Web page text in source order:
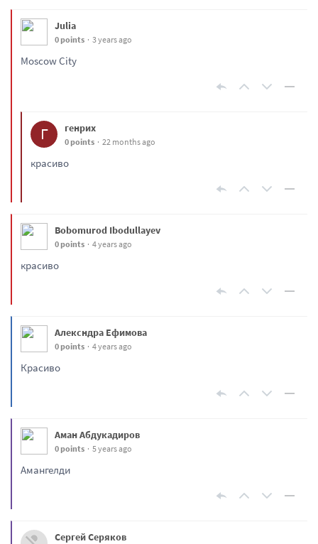
Julia
0 points 3 years ago
Moscow City
Г генрих
0 points 22 months ago
красиво
Bobomurod Ibodullayev
0 points 4 years ago
красиво
Алексндра Ефимова
0 points 4 years ago
Красиво
Аман Абдукадиров
0 points 5 years ago
Амангелди
Сергей Серяков